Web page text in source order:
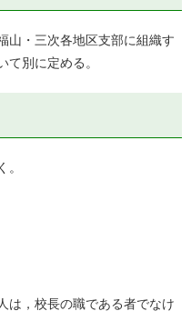
・三次各地区支部に組織す
て別に定める。
，校長の職である者でなけ